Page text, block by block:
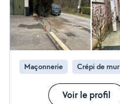
Maçonnerie Crépi de mur
Voir le profil